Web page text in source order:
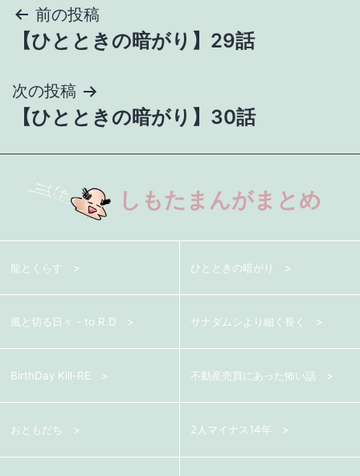
投
稿
ナ
ビ
ゲ
ー
シ
ョ
ン
前の投稿
【ひとときの暗がり】29話
次の投稿
【ひとときの暗がり】30話
しもたまんがまとめ
龍とくらす ひとときの暗がり
風と切る日々 - to R.D サナダムシより細く長く
BirthDay Kill-RE 不動産売買にあった怖い話
おともだち 2人マイナス14年